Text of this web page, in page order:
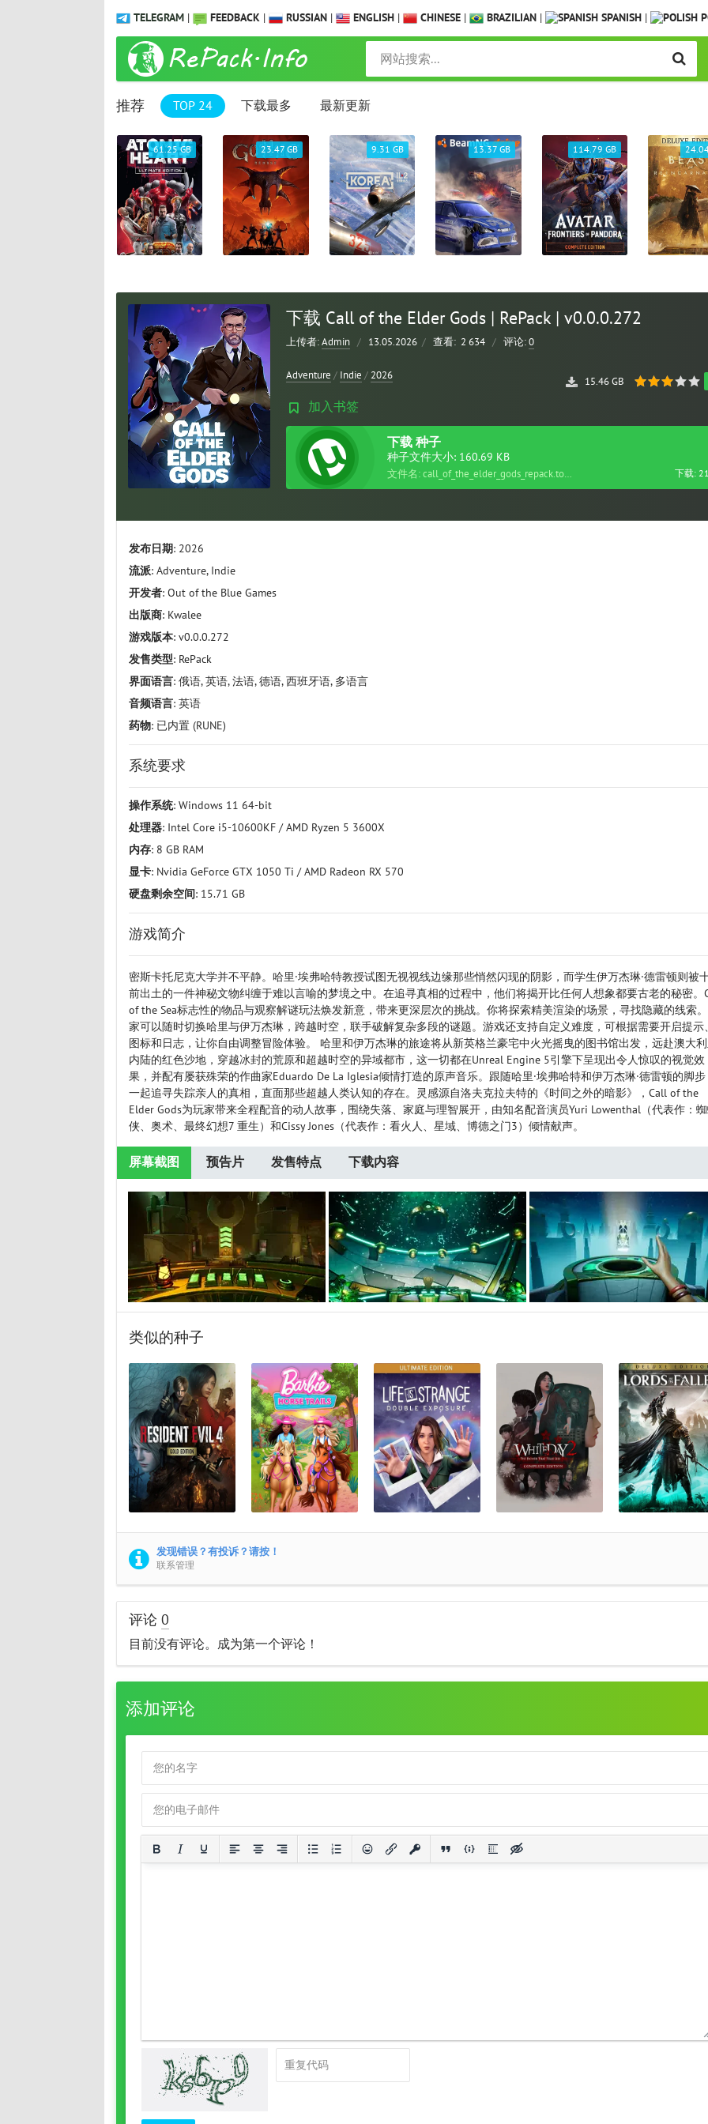
TELEGRAM | FEEDBACK | RUSSIAN | ENGLISH | CHINESE | BRAZILIAN | SPANISH |
推荐 TOP 24 下载最多 最新更新
61.25 GB 23.47 GB 9.31 GB 13.37 GB 114.79 GB
下载 Call of the Elder Gods | RePack | v0.0.0.272
上传者:Admin / 13.05.2026 / 查看: 2 634 / 评论:0
15.46 GB
Adventure / Indie / 2026
加入书签
下载 种子
种子文件大小: 160.69 KB
下载:
文件名: call_of_the_elder_gods_repack.torrent
发布日期: 2026
流派: Adventure, Indie
开发者: Out of the Blue Games
出版商: Kwalee
游戏版本: v0.0.0.272
发售类型: RePack
界面语言: 俄语, 英语, 法语, 德语, 西班牙语, 多语言
音频语言: 英语
药物: 已内置 (RUNE)
系统要求
操作系统: Windows 11 64-bit
处理器: Intel Core i5-10600KF / AMD Ryzen 5 3600X
内存: 8 GB RAM
显卡: Nvidia GeForce GTX 1050 Ti / AMD Radeon RX 570
硬盘剩余空间: 15.71 GB
游戏简介
密斯卡托尼克大学并不平静。哈里·埃弗哈特教授试图无视视线边缘那些悄然闪现的阴影，而学生伊万杰琳·德雷顿则被
前出土的一件神秘文物纠缠于难以言喻的梦境之中。在追寻真相的过程中，他们将揭开比任何人想象都要古老的秘密。
of the Sea标志性的物品与观察解谜玩法焕发新意，带来更深层次的挑战。你将探索精美渲染的场景，寻找隐藏的线索
家可以随时切换哈里与伊万杰琳，跨越时空，联手破解复杂多段的谜题。游戏还支持自定义难度，可根据需要开启提示
图标和日志，让你自由调整冒险体验。 哈里和伊万杰琳的旅途将从新英格兰豪宅中火光摇曳的图书馆出发，远赴澳大
内陆的红色沙地，穿越冰封的荒原和超越时空的异域都市，这一切都在Unreal Engine 5引擎下呈现出令人惊叹的视觉效
果，并配有屡获殊荣的作曲家Eduardo De La Iglesia倾情打造的原声音乐。跟随哈里·埃弗哈特和伊万杰琳·德雷顿的脚步
一起追寻失踪亲人的真相，直面那些超越人类认知的存在。灵感源自洛夫克拉夫特的《时间之外的暗影》，Call of the
Elder Gods为玩家带来全程配音的动人故事，围绕失落、家庭与理智展开，由知名配音演员Yuri Lowenthal（代表作：
侠、奥术、最终幻想7 重生）和Cissy Jones（代表作：看火人、星域、博德之门3）倾情献声。
屏幕截图 预告片 发售特点 下载内容
类似的种子
发现错误？有投诉？请按！
联系管理
评论 0
目前没有评论。成为第一个评论！
添加评论